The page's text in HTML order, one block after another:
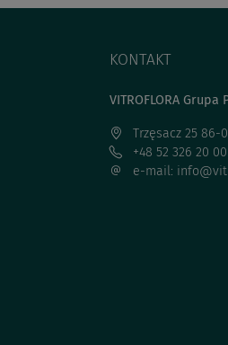
KONTAKT
VITROFLORA
Trzęsacz 25 86-
+48 52 326 20 00
e-mail: